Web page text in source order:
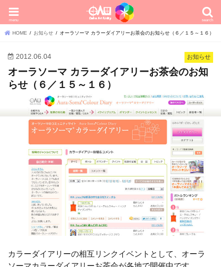
search
menu
HOME お知らせ オーラソーマ カラーダイアリーお茶会のお知らせ（６／１５～１６）
お知らせ
2012.06.04
オーラソーマ カラーダイアリーお茶会のお知
らせ（６／１５～１６）
カラーダイアリーの相互リンクイベントとして、オーラ